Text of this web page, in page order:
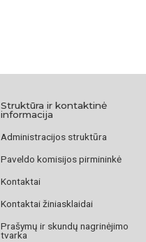
Struktūra ir kontaktinė
informacija
Administracijos struktūra
Paveldo komisijos pirmininkė
Kontaktai
Kontaktai žiniasklaidai
Prašymų ir skundų nagrinėjimo
tvarka